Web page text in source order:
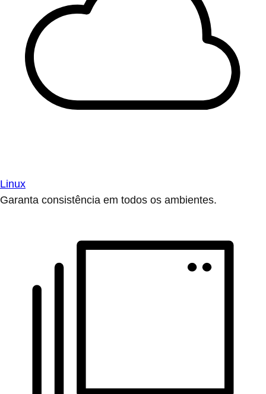
Linux
Garanta consistência em todos os ambientes.